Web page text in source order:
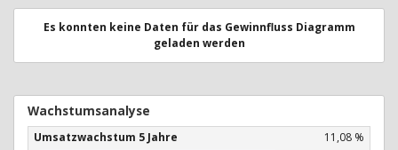
Es konnten keine Daten für das Gewinnfluss Diagramm
geladen werden
Wachstumsanalyse
Umsatzwachstum 5 Jahre
11,08 %